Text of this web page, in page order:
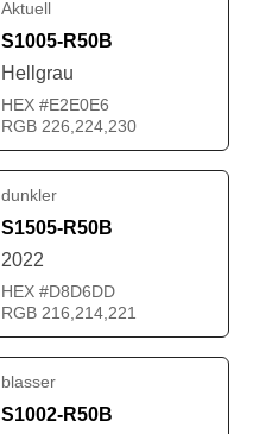
Aktuell
S1005-R50B
Hellgrau
HEX #E2E0E6
RGB 226,224,230
dunkler
S1505-R50B
2022
HEX #D8D6DD
RGB 216,214,221
blasser
S1002-R50B